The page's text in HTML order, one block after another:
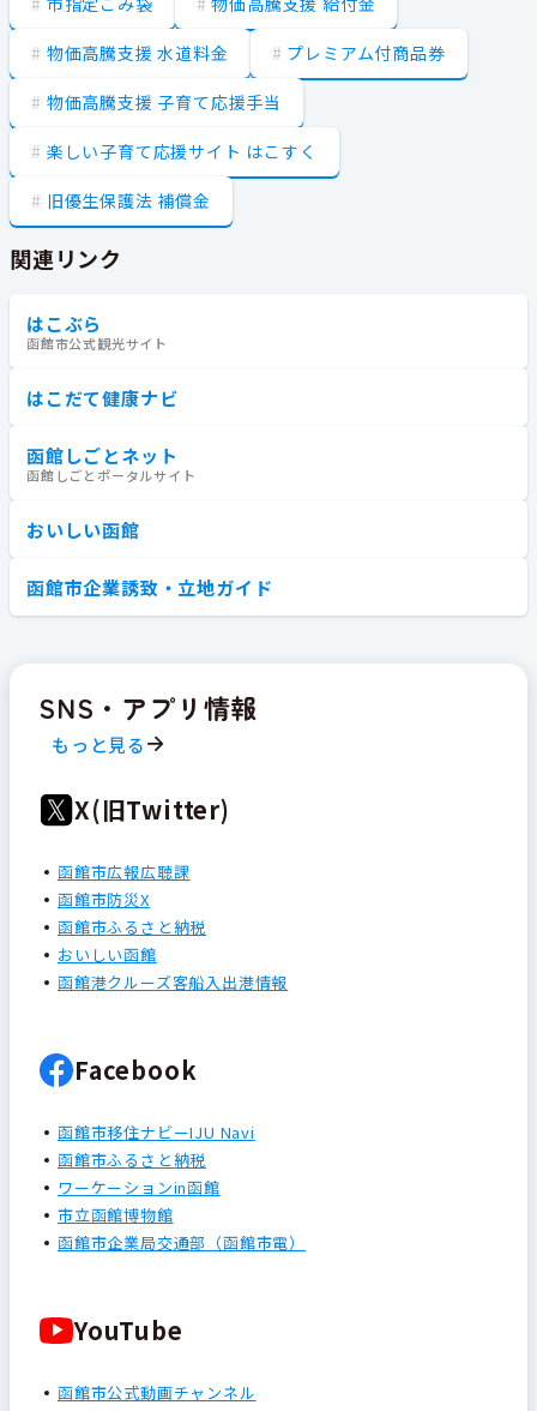
物価高騰支援 水道料金 プレミアム付商品券
物価高騰支援 子育て応援手当
楽しい子育て応援サイト はこすく
旧優生保護法 補償金
関連リンク
はこぶら
函館市公式観光サイト
はこだて健康ナビ
函館しごとネット
函館しごとポータルサイト
おいしい函館
函館市企業誘致・立地ガイド
SNS・アプリ情報
もっと見る
X(旧Twitter)
函館市広報広聴課
函館市防災X
函館市ふるさと納税
おいしい函館
函館港クルーズ客船入出港情報
Facebook
函館市移住ナビーIJU Navi
函館市ふるさと納税
ワーケーションin函館
市立函館博物館
函館市企業局交通部（函館市電）
YouTube
函館市公式動画チャンネル